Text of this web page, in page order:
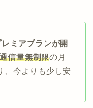
ミアプランが開
通信量無制限の月
、今よりも少し安